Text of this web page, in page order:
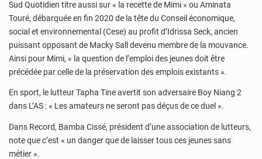
Sud Quotidien titre aussi sur « la recette de Mimi » ou Aminata
Touré, débarquée en fin 2020 de la tête du Conseil économique,
social et environnemental (Cese) au profit d’Idrissa Seck, ancien
puissant opposant de Macky Sall devenu membre de la mouvance.
Ainsi pour Mimi, « la question de l’emploi des jeunes doit être
précédée par celle de la préservation des emplois existants ».
En sport, le lutteur Tapha Tine avertit son adversaire Boy Niang 2
dans L’AS : « Les amateurs ne seront pas déçus de ce duel ».
Dans Record, Bamba Cissé, président d’une association de lutteurs,
note que c’est « un danger que de laisser tous ces jeunes sans
métier ».